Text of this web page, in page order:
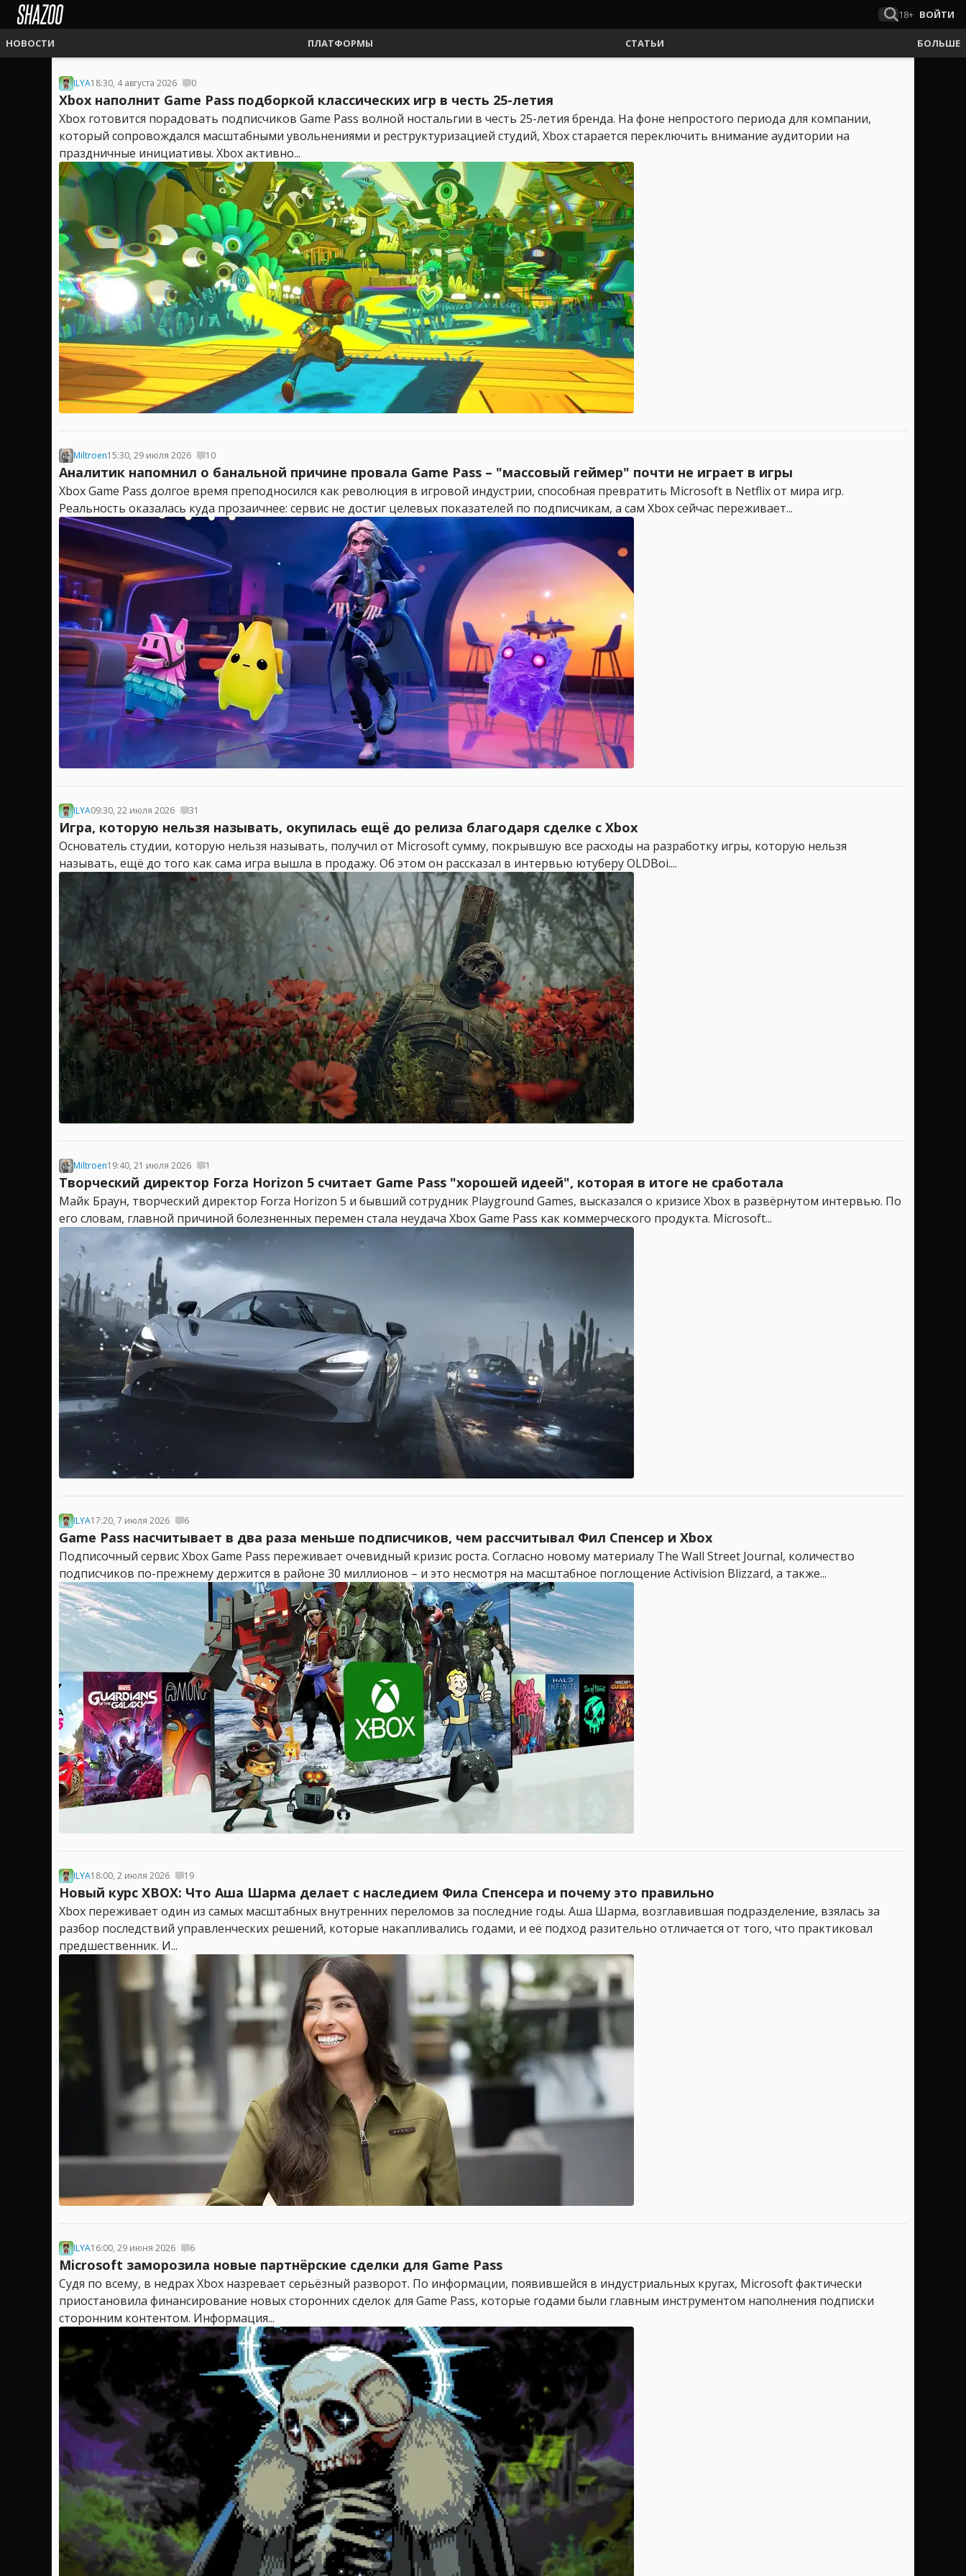
18+ ВОЙТИ
НОВОСТИ ПЛАТФОРМЫ СТАТЬИ БОЛЬШЕ
ILYA18:30, 4 августа 2026 0
Xbox наполнит Game Pass подборкой классических игр в честь 25-летия
Xbox готовится порадовать подписчиков Game Pass волной ностальгии в честь 25-летия бренда. На фоне непростого периода для компании,
который сопровождался масштабными увольнениями и реструктуризацией студий, Xbox старается переключить внимание аудитории на
праздничные инициативы. Xbox активно...
Miltroen15:30, 29 июля 2026 10
Аналитик напомнил о банальной причине провала Game Pass – "массовый геймер" почти не играет в игры
Xbox Game Pass долгое время преподносился как революция в игровой индустрии, способная превратить Microsoft в Netflix от мира игр.
Реальность оказалась куда прозаичнее: сервис не достиг целевых показателей по подписчикам, а сам Xbox сейчас переживает...
ILYA09:30, 22 июля 2026 31
Игра, которую нельзя называть, окупилась ещё до релиза благодаря сделке с Xbox
Основатель студии, которую нельзя называть, получил от Microsoft сумму, покрывшую все расходы на разработку игры, которую нельзя
называть, ещё до того как сама игра вышла в продажу. Об этом он рассказал в интервью ютуберу OLDBoi....
Miltroen19:40, 21 июля 2026 1
Творческий директор Forza Horizon 5 считает Game Pass "хорошей идеей", которая в итоге не сработала
Майк Браун, творческий директор Forza Horizon 5 и бывший сотрудник Playground Games, высказался о кризисе Xbox в развёрнутом интервью. По
его словам, главной причиной болезненных перемен стала неудача Xbox Game Pass как коммерческого продукта. Microsoft...
ILYA17:20, 7 июля 2026 6
Game Pass насчитывает в два раза меньше подписчиков, чем рассчитывал Фил Спенсер и Xbox
Подписочный сервис Xbox Game Pass переживает очевидный кризис роста. Согласно новому материалу The Wall Street Journal, количество
подписчиков по-прежнему держится в районе 30 миллионов – и это несмотря на масштабное поглощение Activision Blizzard, а также...
ILYA18:00, 2 июля 2026 19
Новый курс XBOX: Что Аша Шарма делает с наследием Фила Спенсера и почему это правильно
Xbox переживает один из самых масштабных внутренних переломов за последние годы. Аша Шарма, возглавившая подразделение, взялась за
разбор последствий управленческих решений, которые накапливались годами, и её подход разительно отличается от того, что практиковал
предшественник. И...
ILYA16:00, 29 июня 2026 6
Microsoft заморозила новые партнёрские сделки для Game Pass
Судя по всему, в недрах Xbox назревает серьёзный разворот. По информации, появившейся в индустриальных кругах, Microsoft фактически
приостановила финансирование новых сторонних сделок для Game Pass, которые годами были главным инструментом наполнения подписки
сторонним контентом. Информация...